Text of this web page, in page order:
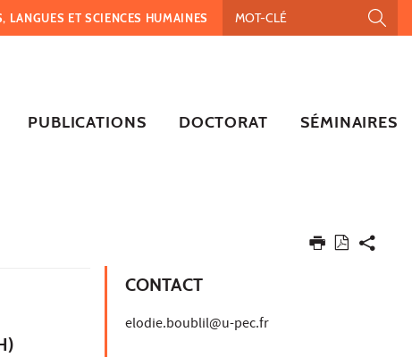
LANGUES ET SCIENCES HUMAINES
PUBLICATIONS DOCTORAT SÉMINAIRES
CONTACT
elodie.boublil@u-pec.fr